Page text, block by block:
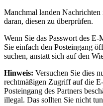
Manchmal landen
daran, diesen zu überprüfen.
Wenn Sie das Passwort des
Sie einfach den Posteingang
suchen, anstatt sich auf den
Hinweis: Versuchen Sie dies
rechtmäßigen Zugriff auf die
Posteingang des Partners
illegal. Das sollten Sie nicht